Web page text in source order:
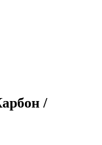
/